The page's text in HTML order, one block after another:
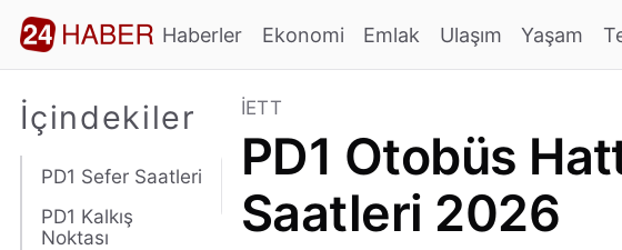
Haberler Ekonomi Emlak Ulaşım Yaşam
İçindekiler
PD1 Sefer Saatleri
PD1 Kalkış
Noktası
İETT
PD1 Otobüs
Saatleri 2026